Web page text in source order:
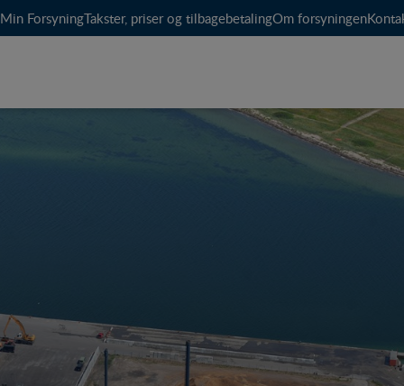
Min ForsyningTakster, priser og tilbagebetalingOm forsyningen